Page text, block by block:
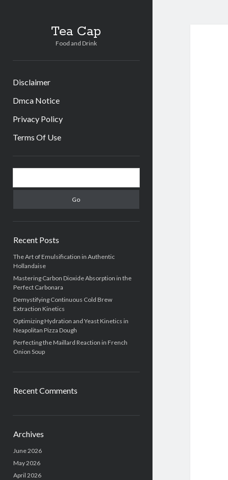
Tea Cap
Food and Drink
Disclaimer
Dmca Notice
Privacy Policy
Terms Of Use
Sidebar
Recent Posts
The Art of Emulsification in Authentic
Hollandaise
Mastering Carbon Dioxide Absorption in the
Perfect Carbonara
Demystifying Continuous Cold Brew
Extraction Kinetics
Optimizing Hydration and Yeast Kinetics in
Neapolitan Pizza Dough
Perfecting the Maillard Reaction in French
Onion Soup
Recent Comments
Archives
June 2026
May 2026
April 2026